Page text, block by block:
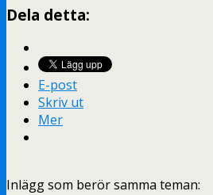
Dela detta:
E-post
Skriv ut
Mer
Inlägg som berör samma teman: